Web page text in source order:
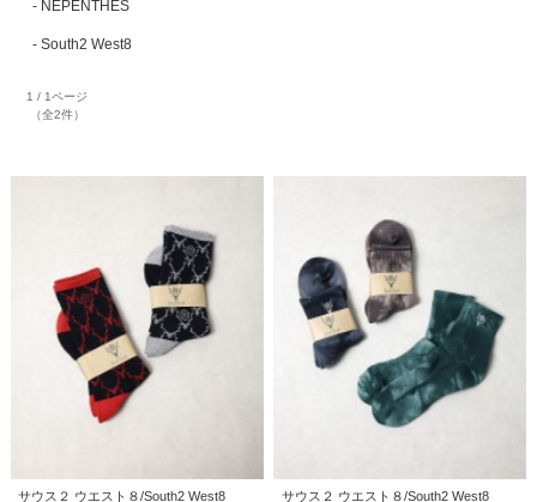
NEPENTHES
South2 West8
1 / 1ページ
（全2件）
サウス２ ウエスト８/South2 West8
サウス２ ウエスト８/South2 West8